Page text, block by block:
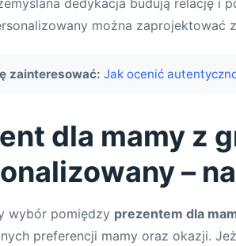
można zaprojektować
zainteresować: Jak ocenić
dla mamy z
–
wybór pomiędzy prezentem dla
preferencji mamy oraz okazji.